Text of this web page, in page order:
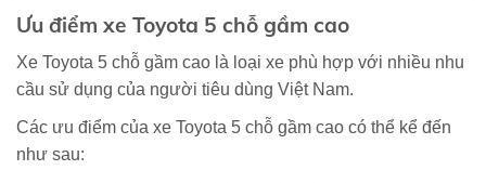
Ưu điểm xe Toyota 5 chỗ gầm cao
Xe Toyota 5 chỗ gầm cao là loại xe phù hợp với nhiều nhu
cầu sử dụng của người tiêu dùng Việt Nam.
Các ưu điểm của xe Toyota 5 chỗ gầm cao có thể kể đến
như sau: